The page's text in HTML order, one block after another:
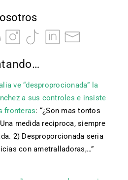
ve “desproprocionada” la
a sus controles e insiste
fronteras: “¿Son mas tontos
medida reciproca, siempre
2) Desproporcionada seria
con ametralladoras,…”